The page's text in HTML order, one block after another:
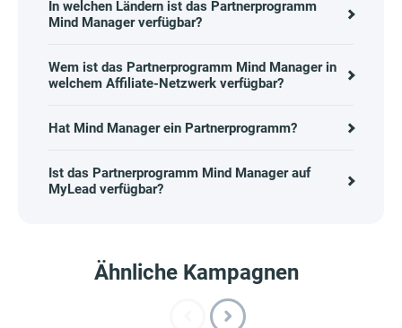
In welchen Ländern ist das Partnerprogramm
Mind Manager verfügbar?
Wem ist das Partnerprogramm Mind Manager in
welchem Affiliate-Netzwerk verfügbar?
Hat Mind Manager ein Partnerprogramm?
Ist das Partnerprogramm Mind Manager auf
MyLead verfügbar?
Ähnliche Kampagnen